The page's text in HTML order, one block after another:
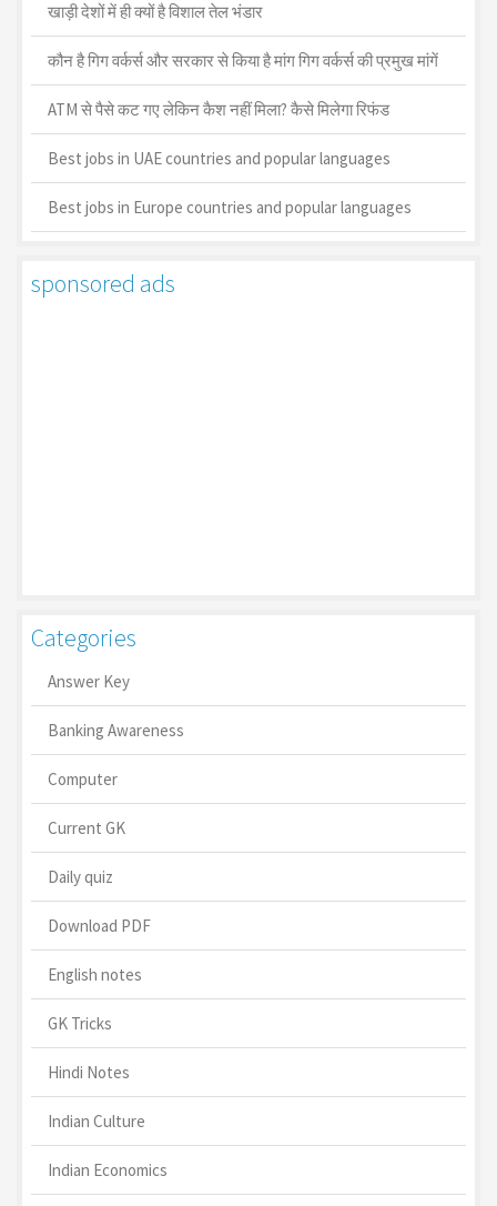
खाड़ी देशों में ही क्यों है व‍िशाल तेल भंडार
कौन है गिग वर्कर्स और सरकार से किया है मांग गिग वर्कर्स की प्रमुख मांगें
ATM से पैसे कट गए लेकिन कैश नहीं मिला? कैसे मिलेगा रिफंड
Best jobs in UAE countries and popular languages
Best jobs in Europe countries and popular languages
sponsored ads
Categories
Answer Key
Banking Awareness
Computer
Current GK
Daily quiz
Download PDF
English notes
GK Tricks
Hindi Notes
Indian Culture
Indian Economics